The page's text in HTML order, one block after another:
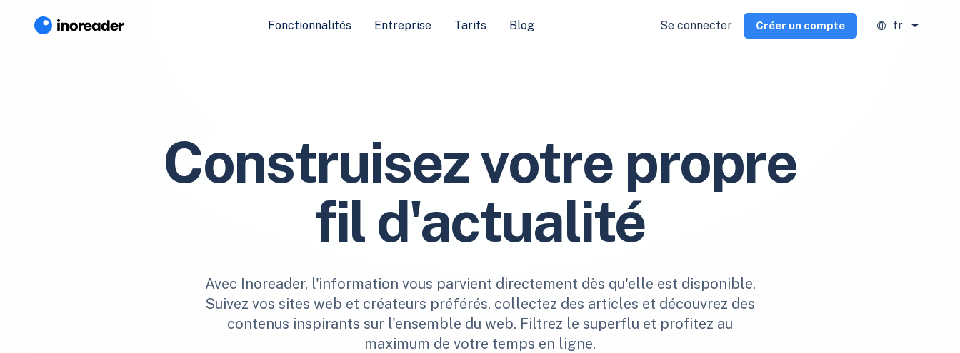
Fonctionnalités Entreprise Tarifs Blog Se connecter Créer un compte fr
Construisez votre propre
fil d'actualité
Avec Inoreader, l'information vous parvient directement dès qu'elle est disponible.
Suivez vos sites web et créateurs préférés, collectez des articles et découvrez des
contenus inspirants sur l'ensemble du web. Filtrez le superflu et profitez au
maximum de votre temps en ligne.